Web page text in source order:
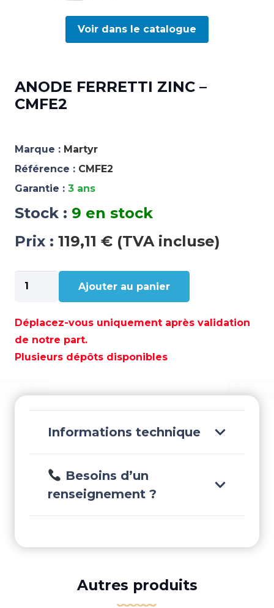
Voir dans le catalogue
ANODE FERRETTI ZINC –
CMFE2
Marque : Martyr
Référence : CMFE2
Garantie : 3 ans
Stock : 9 en stock
Prix : 119,11 € (TVA incluse)
quantité
de
FERRETTI
ZINC
-
Ajouter au panier
Déplacez-vous uniquement après validation
de notre part.
Plusieurs dépôts disponibles
Informations technique
Besoins d’un
renseignement ?
Autres produits